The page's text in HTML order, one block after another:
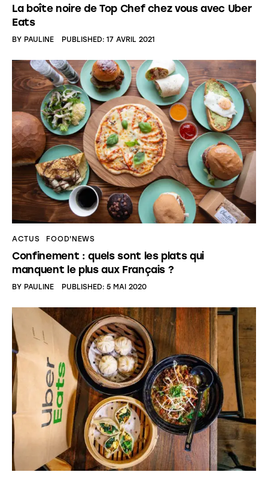
La boîte noire de Top Chef chez vous avec Uber
Eats
BY PAULINE PUBLISHED: 17 AVRIL 2021
ACTUS FOOD'NEWS
Confinement : quels sont les plats qui
manquent le plus aux Français ?
BY PAULINE PUBLISHED: 5 MAI 2020